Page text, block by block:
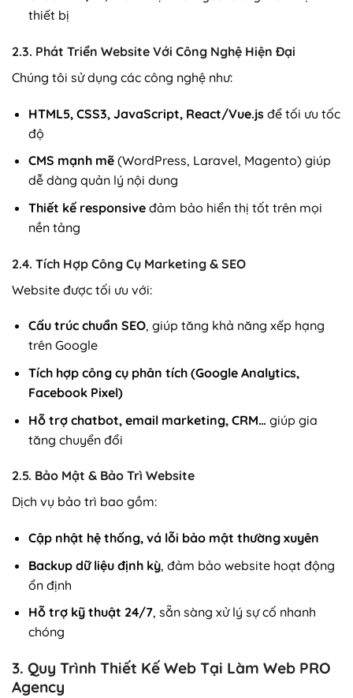
thiết bị
2.3. Phát Triển Website Với Công Nghệ Hiện Đại
Chúng tôi sử dụng các công nghệ như:
HTML5, CSS3, JavaScript, React/Vue.jsđể tối ưu tốc
độ
CMS mạnh mẽ(WordPress, Laravel, Magento) giúp
dễ dàng quản lý nội dung
Thiết kế responsiveđảm bảo hiển thị tốt trên mọi
nền tảng
2.4. Tích Hợp Công Cụ Marketing & SEO
Website được tối ưu với:
Cấu trúc chuẩn SEO, giúp tăng khả năng xếp hạng
trên Google
Tích hợp công cụ phân tích (Google Analytics,
Facebook Pixel)
Hỗ trợ chatbot, email marketing, CRM… giúp gia
tăng chuyển đổi
2.5. Bảo Mật & Bảo Trì Website
Dịch vụ bảo trì bao gồm:
Cập nhật hệ thống, vá lỗi bảo mật thường xuyên
Backup dữ liệu định kỳ, đảm bảo website hoạt động
ổn định
Hỗ trợ kỹ thuật 24/7, sẵn sàng xử lý sự cố nhanh
chóng
3. Quy Trình Thiết Kế Web Tại Làm Web PRO
Agency